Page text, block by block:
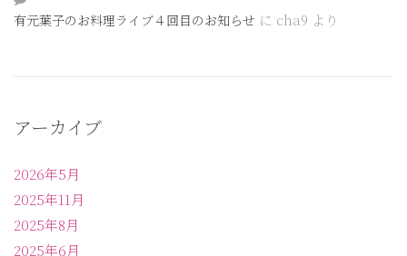
有元葉子のお料理ライブ４回目のお知らせ に cha9 より
アーカイブ
2026年5月
2025年11月
2025年8月
2025年6月